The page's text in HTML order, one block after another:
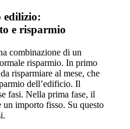
edilizio:
e risparmio
combinazione di un
risparmio. In primo
risparmiare al mese, che
dell’edificio. Il
fasi. Nella prima fase, il
un importo fisso. Su questo